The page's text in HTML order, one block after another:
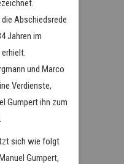
Abschiedsrede
Jahren im
und Marco
Verdienste,
Gumpert ihn zum
sich wie folgt
Gumpert,